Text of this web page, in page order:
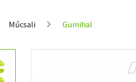
Műcsali Gumihal